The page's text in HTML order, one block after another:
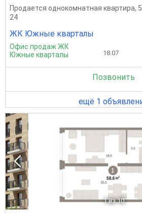
Продается однокомнатная квартира,
24
ЖК Южные кварталы
Офис продаж ЖК
Южные кварталы
18.07
Позвонить
ещё 1
1 из 10